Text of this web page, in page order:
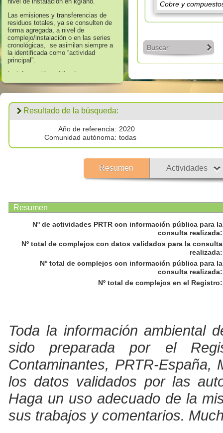
Las emisiones y transferencias de
residuos totales, ya se consulten de
forma agregada, a nivel de
complejo/instalación o en las series
cronológicas, se asimilan siempre a
la identificada como “actividad
principal”.
La información publicada en
referencia a los años 2008 hasta
establecidos en el Anexo II “Lista de
Sustancias” del Real Decreto
508/2007, de 20 de abril, que regula
el suministro de información sobre
emisiones del Reglamento E - PRTR
y de las autorizaciones ambientales
integradas.
Los datos publicados respecto al
todas las
emisiones por encima de cero
Buscar
Resultado de la búsqueda:
Año de referencia: 2020
Comunidad autónoma: todas
Resumen Actividades
Resumen
Nº de actividades PRTR con información pública para la
consulta realizada:
Nº total de complejos con datos validados para la consulta
realizada:
Nº total de complejos con información pública para la
consulta realizada:
Nº total de complejos en el Registro:
Toda la información ambiental
sido preparada por el
Contaminantes, PRTR-España,
los datos validados por las
Haga un uso adecuado de la
sus trabajos y comentarios.